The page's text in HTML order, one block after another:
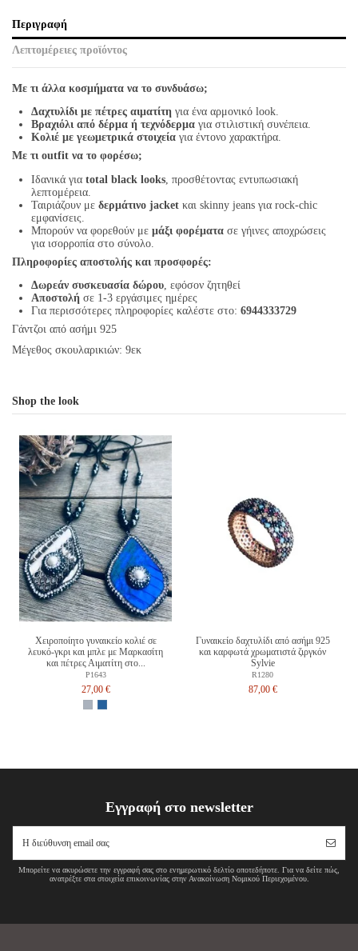
Περιγραφή
Λεπτομέρειες προϊόντος
Με τι άλλα κοσμήματα να το συνδυάσω;
Δαχτυλίδι με πέτρες αιματίτη για ένα αρμονικό look.
Βραχιόλι από δέρμα ή τεχνόδερμα για στιλιστική συνέπεια.
Κολιέ με γεωμετρικά στοιχεία για έντονο χαρακτήρα.
Με τι outfit να το φορέσω;
Ιδανικά για total black looks , προσθέτοντας εντυπωσιακή
λεπτομέρεια.
Ταιριάζουν με δερμάτινο jacket και skinny jeans για rock-chic
εμφανίσεις.
Μπορούν να φορεθούν με μάξι φορέματα σε γήινες αποχρώσεις
για ισορροπία στο σύνολο.
Πληροφορίες αποστολής και προσφορές:
Δωρεάν συσκευασία δώρου, εφόσον ζητηθεί
Αποστολή σε 1-3 εργάσιμες ημέρες
Για περισσότερες πληροφορίες καλέστε στο: 6944333729
Γάντζοι από ασήμι 925
Μέγεθος σκουλαρικιών: 9εκ
Shop the look
Χειροποίητο γυναικείο κολιέ σε
λευκό-γκρι και μπλε με Μαρκασίτη
και πέτρες Αιματίτη στο...
P1643
27,00 €
Γυναικείο δαχτυλίδι από ασήμι 925
και καρφωτά χρωματιστά ζιργκόν
Sylvie
R1280
87,00 €
Εγγραφή στο newsletter
Μπορείτε να ακυρώσετε την εγγραφή σας στο ενημερωτικό δελτίο οποτεδήποτε. Για να δείτε πώς,
ανατρέξτε στα στοιχεία επικοινωνίας στην Ανακοίνωση Νομικού Περιεχομένου.